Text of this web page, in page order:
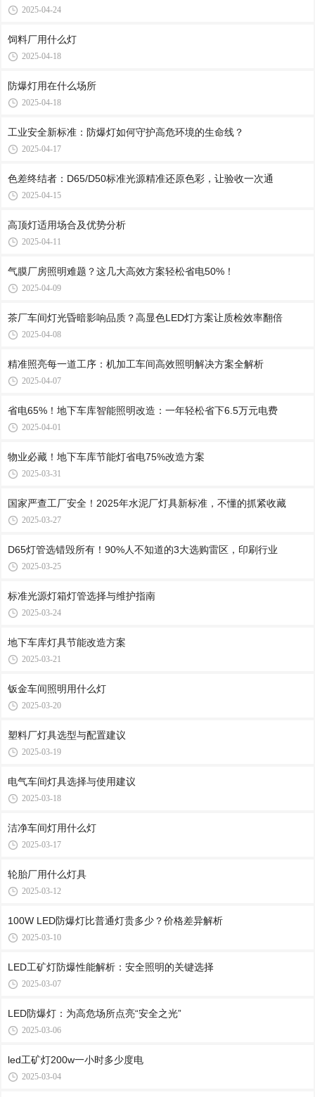
2025-04-24
饲料厂用什么灯
2025-04-18
防爆灯用在什么场所
2025-04-18
工业安全新标准：防爆灯如何守护高危环境的生命线？
2025-04-17
色差终结者：D65/D50标准光源精准还原色彩，让验收一次通
2025-04-15
高顶灯适用场合及优势分析
2025-04-11
气膜厂房照明难题？这几大高效方案轻松省电50%！
2025-04-09
茶厂车间灯光昏暗影响品质？高显色LED灯方案让质检效率翻倍
2025-04-08
精准照亮每一道工序：机加工车间高效照明解决方案全解析
2025-04-07
省电65%！地下车库智能照明改造：一年轻松省下6.5万元电费
2025-04-01
物业必藏！地下车库节能灯省电75%改造方案
2025-03-31
国家严查工厂安全！2025年水泥厂灯具新标准，不懂的抓紧收藏
2025-03-27
D65灯管选错毁所有！90%人不知道的3大选购雷区，印刷行业
2025-03-25
标准光源灯箱灯管选择与维护指南
2025-03-24
地下车库灯具节能改造方案
2025-03-21
钣金车间照明用什么灯
2025-03-20
塑料厂灯具选型与配置建议
2025-03-19
电气车间灯具选择与使用建议
2025-03-18
洁净车间灯用什么灯
2025-03-17
轮胎厂用什么灯具
2025-03-12
100W LED防爆灯比普通灯贵多少？价格差异解析
2025-03-10
LED工矿灯防爆性能解析：安全照明的关键选择
2025-03-07
LED防爆灯：为高危场所点亮“安全之光”
2025-03-06
led工矿灯200w一小时多少度电
2025-03-04